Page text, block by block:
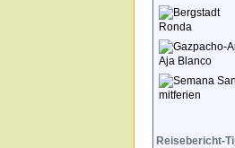
Reisebericht-